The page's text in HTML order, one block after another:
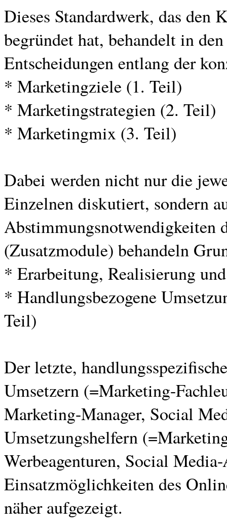
Dieses Standardwerk, das
begründet hat, behandelt in
Entscheidungen entlang der
* Marketingziele (1. Teil)
* Marketingstrategien (2. Teil)
* Marketingmix (3. Teil)
Dabei werden nicht nur die
Einzelnen diskutiert, sondern
Abstimmungsnotwendigkeiten
(Zusatzmodule) behandeln
* Erarbeitung, Realisierung
* Handlungsbezogene
Teil)
Der letzte,
Umsetzern (=Marketing-
Marketing-Manager, Social
Umsetzungshelfern
Werbeagenturen, Social
Einsatzmöglichkeiten des
näher aufgezeigt.